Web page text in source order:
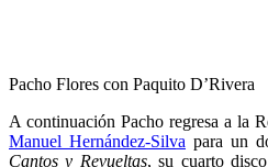
Pacho Flores con Paquito D’Rivera
A continuación Pacho regresa a la
Manuel Hernández-Silva para un
Cantos y Revueltas, su cuarto